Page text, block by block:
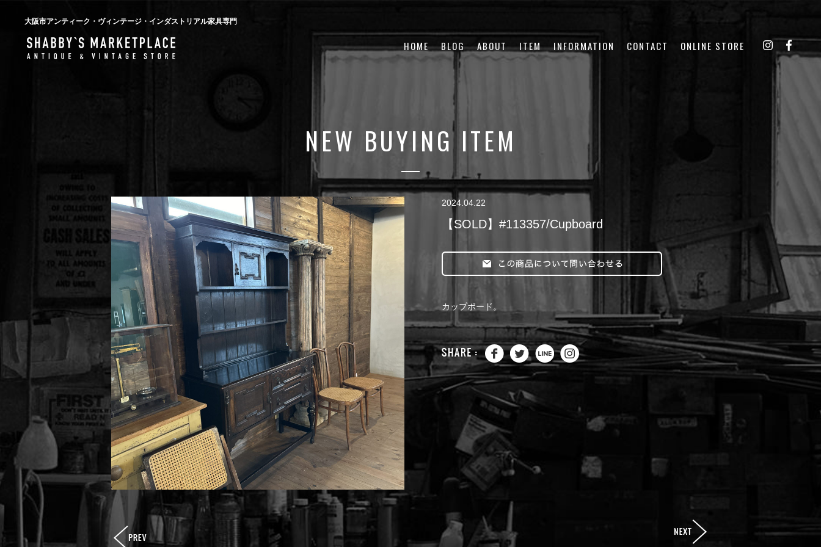
大阪市アンティーク・ヴィンテージ・インダストリアル家具専門
HOME BLOG ABOUT ITEM INFORMATION CONTACT ONLINE STORE
NEW BUYING ITEM
2024.04.22
【SOLD】#113357/Cupboard
カップボード。